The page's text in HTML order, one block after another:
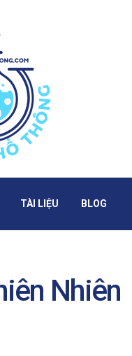
TÀI LIỆU BLOG
Nhiên